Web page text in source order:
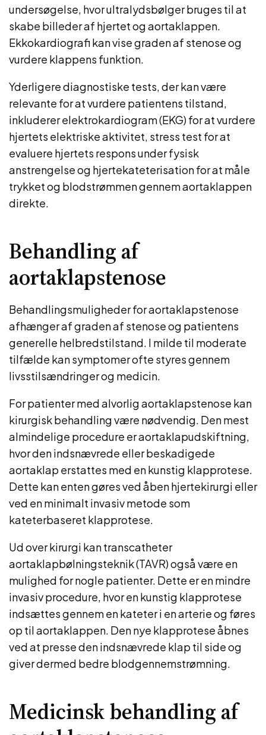
undersøgelse, hvor ultralydsbølger bruges til at
skabe billeder af hjertet og aortaklappen.
Ekkokardiografi kan vise graden af stenose og
vurdere klappens funktion.
Yderligere diagnostiske tests, der kan være
relevante for at vurdere patientens tilstand,
inkluderer elektrokardiogram (EKG) for at vurdere
hjertets elektriske aktivitet, stress test for at
evaluere hjertets respons under fysisk
anstrengelse og hjertekateterisation for at måle
trykket og blodstrømmen gennem aortaklappen
direkte.
Behandling af
aortaklapstenose
Behandlingsmuligheder for aortaklapstenose
afhænger af graden af stenose og patientens
generelle helbredstilstand. I milde til moderate
tilfælde kan symptomer ofte styres gennem
livsstilsændringer og medicin.
For patienter med alvorlig aortaklapstenose kan
kirurgisk behandling være nødvendig. Den mest
almindelige procedure er aortaklapudskiftning,
hvor den indsnævrede eller beskadigede
aortaklap erstattes med en kunstig klapprotese.
Dette kan enten gøres ved åben hjertekirurgi eller
ved en minimalt invasiv metode som
kateterbaseret klapprotese.
Ud over kirurgi kan transcatheter
aortaklapbølningsteknik (TAVR) også være en
mulighed for nogle patienter. Dette er en mindre
invasiv procedure, hvor en kunstig klapprotese
indsættes gennem en kateter i en arterie og føres
op til aortaklappen. Den nye klapprotese åbnes
ved at presse den indsnævrede klap til side og
giver dermed bedre blodgennemstrømning.
Medicinsk behandling af